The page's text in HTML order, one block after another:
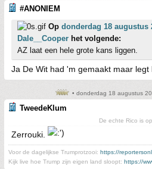
#ANONIEM
Op donderdag 18 augustus
Dale__Cooper het volgende:
AZ laat een hele grote kans liggen.
Ja De Wit had 'm gemaakt maar legt
• donderdag 18 augustus
TweedeKlum
De echte Rico is op
Zerrouki.
Voor de dagelijkse Trumprotzooi: https://
Kijk live hoe Trump zijn eigen land sloopt: https://